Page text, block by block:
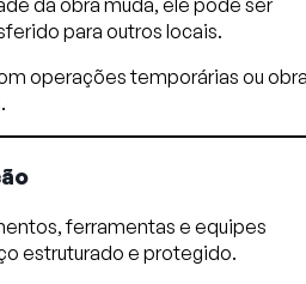
da obra muda, ele pode ser
para outros locais.
operações temporárias ou
ferramentas e equipes
estruturado e protegido.